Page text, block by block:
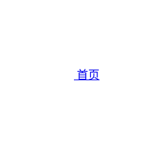
首页